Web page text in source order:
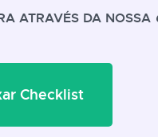
ATRAVÉS DA NOSSA
Checklist